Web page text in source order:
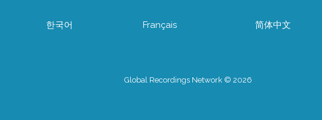
한국어 Français 简体中文
Global Recordings Network © 2026